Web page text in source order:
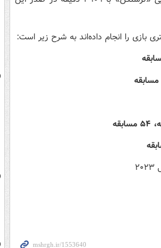
بازی را انجام داده‌اند به شرح زیر است: